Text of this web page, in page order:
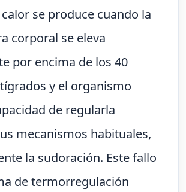
se produce cuando la
corporal se eleva
por encima de los 40
y el organismo
de regularla
mecanismos habituales,
la sudoración. Este fallo
de termorregulación